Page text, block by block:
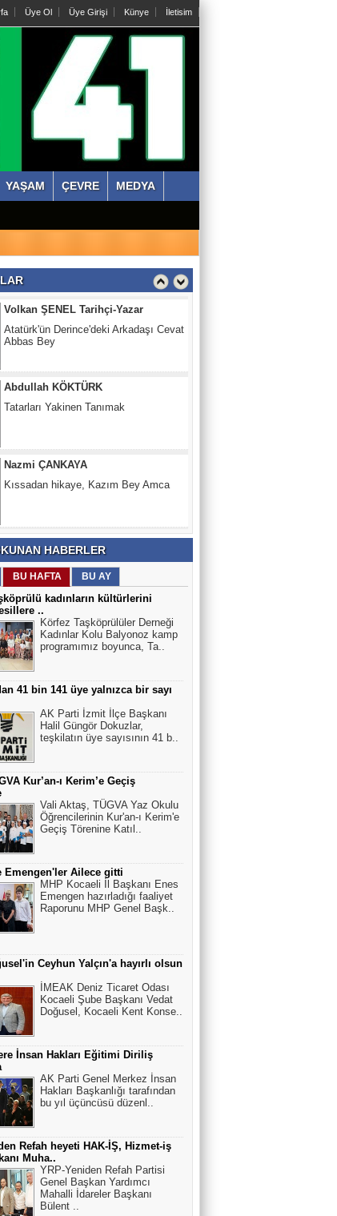
Üye Ol Üye Girişi Künye İletisim
YAŞAM ÇEVRE MEDYA
Abdullah KÖKTÜRK
Tatarları Yakinen Tanımak
Nazmi ÇANKAYA
Kıssadan hikaye, Kazım Bey Amca
Süleyman DURAK
Volkan ŞENEL Tarihçi-Yazar
Atatürk'ün Derince'deki Arkadaşı Cevat
Abbas Bey
Abdullah KÖKTÜRK
Tatarları Yakinen Tanımak
Kıssadan hikaye, Kazım Bey Amca
Başiskelede Özlü'nün Tarih Yolu Projesi
HABERLER
BU HAFTA BU AY
kadınların kültürlerini
..
Körfez Taşköprülüler Derneği
Kadınlar Kolu Balyonoz kamp
programımız boyunca, Ta..
41 bin 141 üye yalnızca bir sayı
AK Parti İzmit İlçe Başkanı
Halil Güngör Dokuzlar,
teşkilatın üye sayısının 41 b..
Kur’an-ı Kerim’e Geçiş
Vali Aktaş, TÜGVA Yaz Okulu
Öğrencilerinin Kur'an-ı Kerim'e
Geçiş Törenine Katıl..
Emengen'ler Ailece gitti
MHP Kocaeli İl Başkanı Enes
Emengen hazırladığı faaliyet
Raporunu MHP Genel Başk..
Ceyhun Yalçın'a hayırlı olsun
İMEAK Deniz Ticaret Odası
Kocaeli Şube Başkanı Vedat
Doğusel, Kocaeli Kent Konse..
İnsan Hakları Eğitimi Diriliş
AK Parti Genel Merkez İnsan
Hakları Başkanlığı tarafından
bu yıl üçüncüsü düzenl..
Refah heyeti HAK-İŞ, Hizmet-iş
Muha..
YRP-Yeniden Refah Partisi
Genel Başkan Yardımcı
Mahalli İdareler Başkanı
Bülent ..